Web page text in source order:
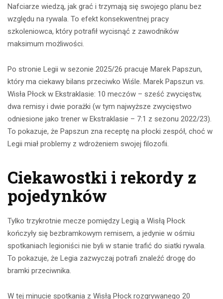
Nafciarze wiedzą, jak grać i trzymają się swojego planu bez
względu na rywala. To efekt konsekwentnej pracy
szkoleniowca, który potrafił wycisnąć z zawodników
maksimum możliwości.
Po stronie Legii w sezonie 2025/26 pracuje Marek Papszun,
który ma ciekawy bilans przeciwko Wiśle. Marek Papszun vs.
Wisła Płock w Ekstraklasie: 10 meczów – sześć zwycięstw,
dwa remisy i dwie porażki (w tym najwyższe zwycięstwo
odniesione jako trener w Ekstraklasie – 7:1 z sezonu 2022/23).
To pokazuje, że Papszun zna receptę na płocki zespół, choć w
Legii miał problemy z wdrożeniem swojej filozofii.
Ciekawostki i rekordy z
pojedynków
Tylko trzykrotnie mecze pomiędzy Legią a Wisłą Płock
kończyły się bezbramkowym remisem, a jedynie w ośmiu
spotkaniach legioniści nie byli w stanie trafić do siatki rywala.
To pokazuje, że Legia zazwyczaj potrafi znaleźć drogę do
bramki przeciwnika.
W tej minucie spotkania z Wisłą Płock rozgrywanego 20